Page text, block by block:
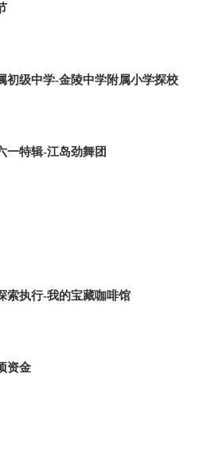
初级中学-金陵中学附属小学探校
一特辑-江岛劲舞团
索执行-我的宝藏咖啡馆
资金